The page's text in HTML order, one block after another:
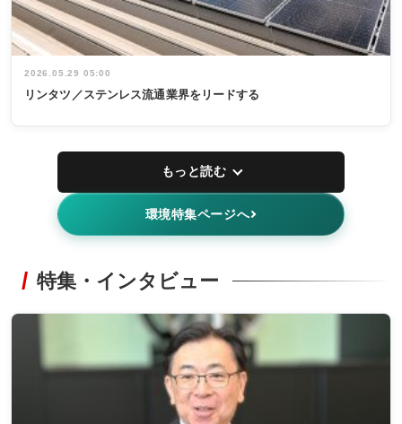
2026.05.29 05:00
リンタツ／ステンレス流通業界をリードする
もっと読む
環境特集ページへ
特集・インタビュー